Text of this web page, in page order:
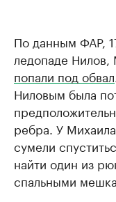
По данным ФАР,
ледопаде
попали под обвал
Ниловым была
ребра. У
сумели
найти один из
спальными